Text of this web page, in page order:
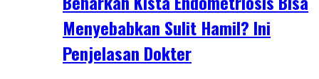
Menyebabkan Sulit Hamil? Ini
Penjelasan Dokter